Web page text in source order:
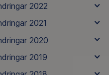
2022
2021
2020
2019